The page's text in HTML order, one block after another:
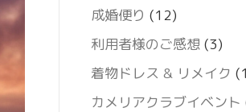
成婚便り (12)
利用者様のご感想 (3)
着物ドレス & リメイク
カメリアクラブイベント